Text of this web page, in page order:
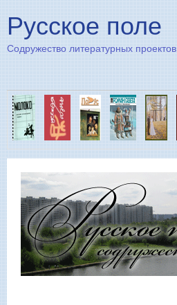
Русское поле
Содружество литературных проектов